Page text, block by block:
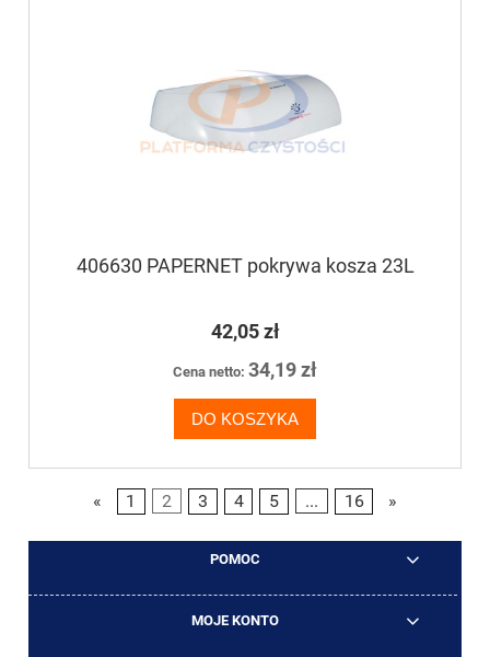
406630 PAPERNET pokrywa kosza 23L
42,05 zł
Cena netto: 34,19 zł
DO KOSZYKA
« 1 2 3 4 5 ... 16 »
POMOC
MOJE KONTO